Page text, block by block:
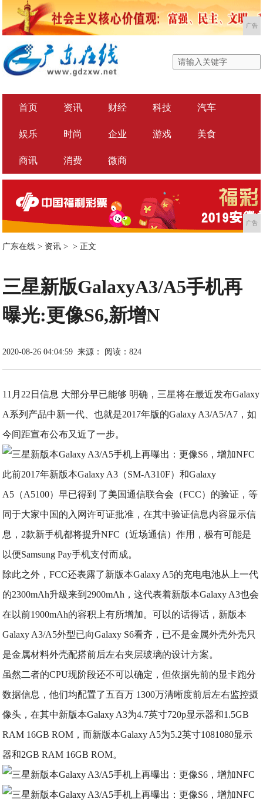
广告
首页 资讯 财经 科技 汽车
娱乐 时尚 企业 游戏 美食
商讯 消费 微商
广告
广东在线 > 资讯 > > 正文
三星新版GalaxyA3/A5手机再
曝光:更像S6,新增N
2020-08-26 04:04:59 来源： 阅读：824
11月22日信息 大部分早已能够 明确，三星将在最近发布Galaxy
A系列产品中新一代、也就是2017年版的Galaxy A3/A5/A7，如
今间距宣布公布又近了一步。
此前2017年新版本Galaxy A3（SM-A310F）和Galaxy
A5（A5100）早已得到 了美国通信联合会（FCC）的验证，等
同于大家中国的入网许可证批准，在其中验证信息内容显示信
息，2款新手机都将提升NFC（近场通信）作用，极有可能是
以便Samsung Pay手机支付而成。
除此之外，FCC还表露了新版本Galaxy A5的充电电池从上一代
的2300mAh升級来到2900mAh，这代表着新版本Galaxy A3也会
在以前1900mAh的容积上有所增加。可以的话得话，新版本
Galaxy A3/A5外型已向Galaxy S6看齐，已不是金属外壳外壳只
是金属材料外壳配搭前后左右夹层玻璃的设计方案。
虽然二者的CPU现阶段还不可以确定，但依据先前的显卡跑分
数据信息，他们均配置了五百万 1300万清晰度前后左右监控摄
像头，在其中新版本Galaxy A3为4.7英寸720p显示器和1.5GB
RAM 16GB ROM，而新版本Galaxy A5为5.2英寸1081080显示
器和2GB RAM 16GB ROM。